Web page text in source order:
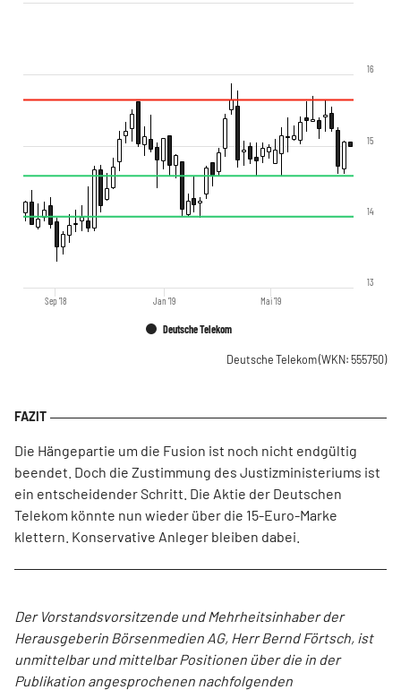
Deutsche Telekom
Jan '19
Sep '18 Mai '19
13
14
15
16
Deutsche Telekom(WKN: 555750)
Die Hängepartie um die Fusion ist noch nicht endgültig
beendet. Doch die Zustimmung des Justizministeriums ist
ein entscheidender Schritt. Die Aktie der Deutschen
Telekom könnte nun wieder über die 15-Euro-Marke
klettern. Konservative Anleger bleiben dabei.
Der Vorstandsvorsitzende und Mehrheitsinhaber der
Herausgeberin Börsenmedien AG, Herr Bernd Förtsch, ist
unmittelbar und mittelbar Positionen über die in der
Publikation angesprochenen nachfolgenden